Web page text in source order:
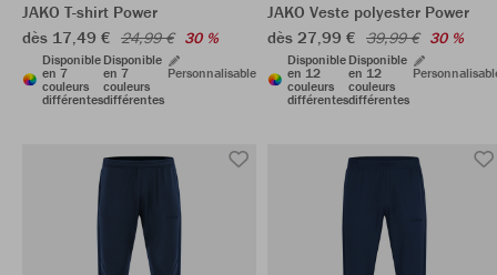
JAKO T-shirt Power
dès 17,49 € 24,99 € 30 %
Disponible
en 7
couleurs
différentes
Disponible
en 7
couleurs
différentes
Personnalisable
JAKO Veste polyester Power
dès 27,99 € 39,99 € 30 %
Disponible
en 12
couleurs
différentes
Disponible
en 12
couleurs
différentes